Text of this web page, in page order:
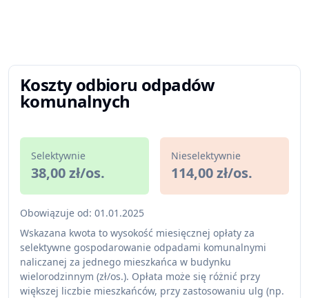
Koszty odbioru odpadów
komunalnych
Selektywnie
38,00 zł/os.
Nieselektywnie
114,00 zł/os.
Obowiązuje od: 01.01.2025
Wskazana kwota to wysokość miesięcznej opłaty za
selektywne gospodarowanie odpadami komunalnymi
naliczanej za jednego mieszkańca w budynku
wielorodzinnym (zł/os.). Opłata może się różnić przy
większej liczbie mieszkańców, przy zastosowaniu ulg (np.